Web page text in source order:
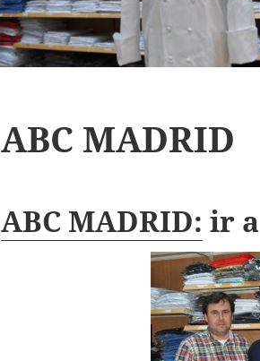
ABC MADRID
ABC MADRID: ir